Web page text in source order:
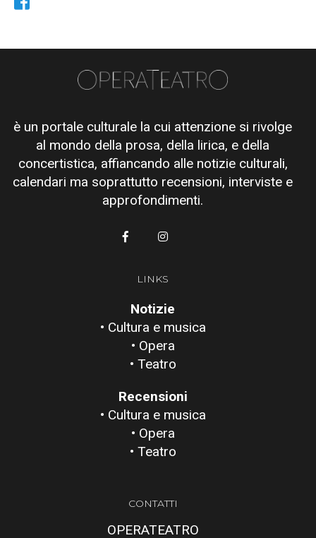
è un portale culturale la cui attenzione si rivolge
al mondo della prosa, della lirica, e della
concertistica, affiancando alle notizie culturali,
calendari ma soprattutto recensioni, interviste e
approfondimenti.
LINKS
Notizie
• Cultura e musica
• Opera
• Teatro
Recensioni
• Cultura e musica
• Opera
• Teatro
CONTATTI
OPERATEATRO